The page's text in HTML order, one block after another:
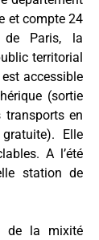
et compte 24
de Paris, la
territorial
est accessible
(sortie
transports en
Elle
A l’été
station de
de la mixité